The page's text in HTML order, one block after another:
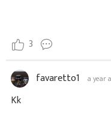
3
favaretto1 a year
Kk